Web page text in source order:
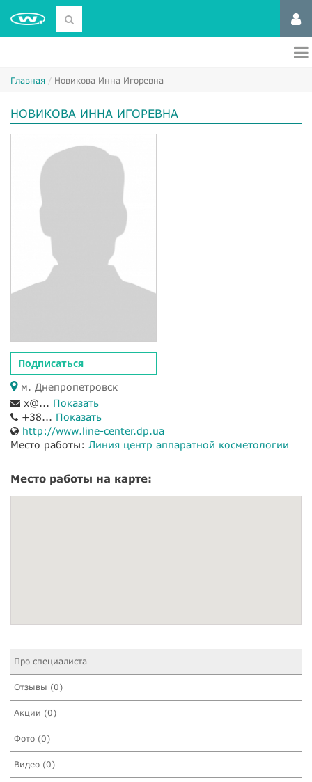
Главная Новикова Инна Игоревна
НОВИКОВА ИННА ИГОРЕВНА
Подписаться
м. Днепропетровск
x@... Показать
+38... Показать
http://www.line-center.dp.ua
Место работы: Линия центр аппаратной косметологии
Место работы на карте:
Про специалиста
Отзывы (0)
Акции (0)
Фото (0)
Видео (0)